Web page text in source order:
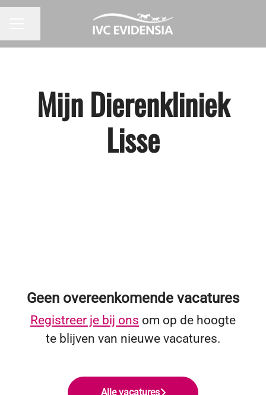
Mijn Dierenkliniek
Lisse
Geen overeenkomende vacatures
Registreer je bij ons om op de hoogte
te blijven van nieuwe vacatures.
Alle vacatures